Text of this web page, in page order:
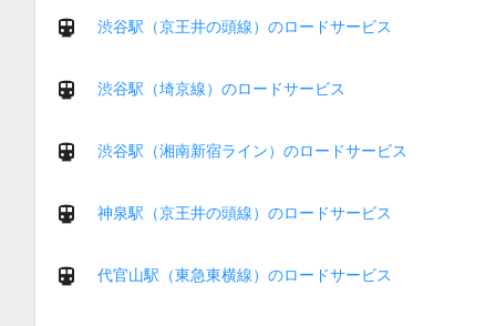
渋谷駅（京王井の頭線）のロードサービス
渋谷駅（埼京線）のロードサービス
渋谷駅（湘南新宿ライン）のロードサービス
神泉駅（京王井の頭線）のロードサービス
代官山駅（東急東横線）のロードサービス